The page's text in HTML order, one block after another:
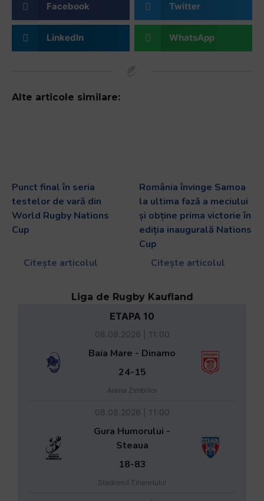
Facebook Twitter
LinkedIn WhatsApp
Alte articole similare:
Punct final în seria
testelor de vară din
World Rugby Nations
Cup
Citește articolul
România învinge Samoa
la ultima fază a meciului
și obține prima victorie în
ediția inaugurală Nations
Cup
Citește articolul
Liga de Rugby Kaufland
ETAPA 10
08.08.2026 | 11:00
Baia Mare - Dinamo
24-15
Arena Zimbrilor
08.08.2026 | 11:00
Gura Humorului -
Steaua
18-83
Stadionul Tineretului